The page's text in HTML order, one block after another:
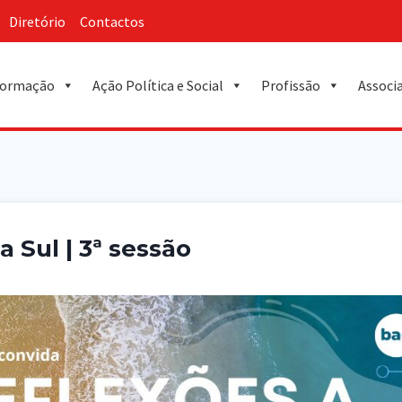
Diretório Contactos
Ação Política e Social Profissão
Sul | 3ª sessão